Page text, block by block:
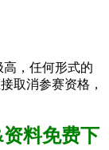
，任何形式的
取消参赛资格，
料免费下